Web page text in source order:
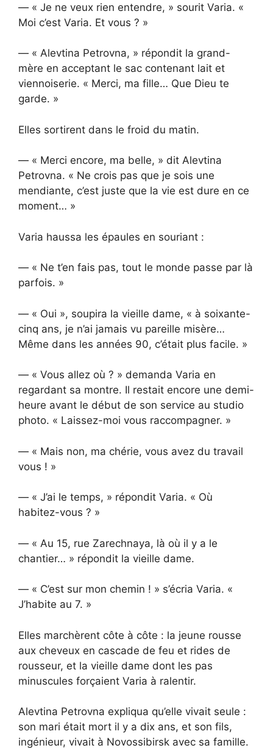
— « Je ne veux rien entendre, » sourit Varia. «
Moi c’est Varia. Et vous ? »
— « Alevtina Petrovna, » répondit la grand-
mère en acceptant le sac contenant lait et
viennoiserie. « Merci, ma fille… Que Dieu te
garde. »
Elles sortirent dans le froid du matin.
— « Merci encore, ma belle, » dit Alevtina
Petrovna. « Ne crois pas que je sois une
mendiante, c’est juste que la vie est dure en ce
moment… »
Varia haussa les épaules en souriant :
— « Ne t’en fais pas, tout le monde passe par là
parfois. »
— « Oui », soupira la vieille dame, « à soixante-
cinq ans, je n’ai jamais vu pareille misère…
Même dans les années 90, c’était plus facile. »
— « Vous allez où ? » demanda Varia en
regardant sa montre. Il restait encore une demi-
heure avant le début de son service au studio
photo. « Laissez-moi vous raccompagner. »
— « Mais non, ma chérie, vous avez du travail
vous ! »
— « J’ai le temps, » répondit Varia. « Où
habitez-vous ? »
— « Au 15, rue Zarechnaya, là où il y a le
chantier… » répondit la vieille dame.
— « C’est sur mon chemin ! » s’écria Varia. «
J’habite au 7. »
Elles marchèrent côte à côte : la jeune rousse
aux cheveux en cascade de feu et rides de
rousseur, et la vieille dame dont les pas
minuscules forçaient Varia à ralentir.
Alevtina Petrovna expliqua qu’elle vivait seule :
son mari était mort il y a dix ans, et son fils,
ingénieur, vivait à Novossibirsk avec sa famille.